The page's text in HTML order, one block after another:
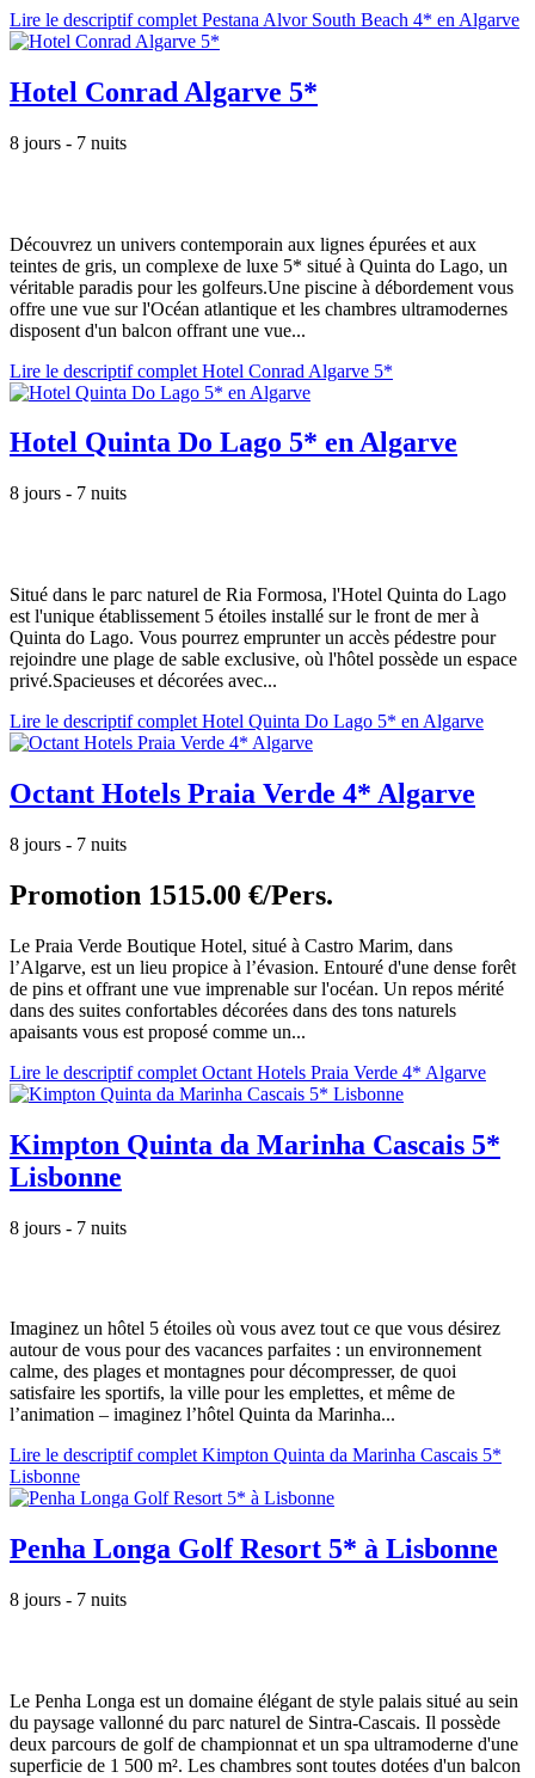
Lire le descriptif complet Pestana Alvor South Beach 4* en Algarve
Hotel Conrad Algarve 5*
8 jours - 7 nuits
Découvrez un univers contemporain aux lignes épurées et aux
teintes de gris, un complexe de luxe 5* situé à Quinta do Lago, un
véritable paradis pour les golfeurs.Une piscine à débordement vous
offre une vue sur l'Océan atlantique et les chambres ultramodernes
disposent d'un balcon offrant une vue...
Lire le descriptif complet Hotel Conrad Algarve 5*
Hotel Quinta Do Lago 5* en Algarve
8 jours - 7 nuits
Situé dans le parc naturel de Ria Formosa, l'Hotel Quinta do Lago
est l'unique établissement 5 étoiles installé sur le front de mer à
Quinta do Lago. Vous pourrez emprunter un accès pédestre pour
rejoindre une plage de sable exclusive, où l'hôtel possède un espace
privé.Spacieuses et décorées avec...
Lire le descriptif complet Hotel Quinta Do Lago 5* en Algarve
Octant Hotels Praia Verde 4* Algarve
8 jours - 7 nuits
Promotion 1515.00 €/Pers.
Le Praia Verde Boutique Hotel, situé à Castro Marim, dans
l’Algarve, est un lieu propice à l’évasion. Entouré d'une dense forêt
de pins et offrant une vue imprenable sur l'océan. Un repos mérité
dans des suites confortables décorées dans des tons naturels
apaisants vous est proposé comme un...
Lire le descriptif complet Octant Hotels Praia Verde 4* Algarve
Kimpton Quinta da Marinha Cascais 5*
Lisbonne
8 jours - 7 nuits
Imaginez un hôtel 5 étoiles où vous avez tout ce que vous désirez
autour de vous pour des vacances parfaites : un environnement
calme, des plages et montagnes pour décompresser, de quoi
satisfaire les sportifs, la ville pour les emplettes, et même de
l’animation – imaginez l’hôtel Quinta da Marinha...
Lire le descriptif complet Kimpton Quinta da Marinha Cascais 5*
Lisbonne
Penha Longa Golf Resort 5* à Lisbonne
8 jours - 7 nuits
Le Penha Longa est un domaine élégant de style palais situé au sein
du paysage vallonné du parc naturel de Sintra-Cascais. Il possède
deux parcours de golf de championnat et un spa ultramoderne d'une
superficie de 1 500 m². Les chambres sont toutes dotées d'un balcon